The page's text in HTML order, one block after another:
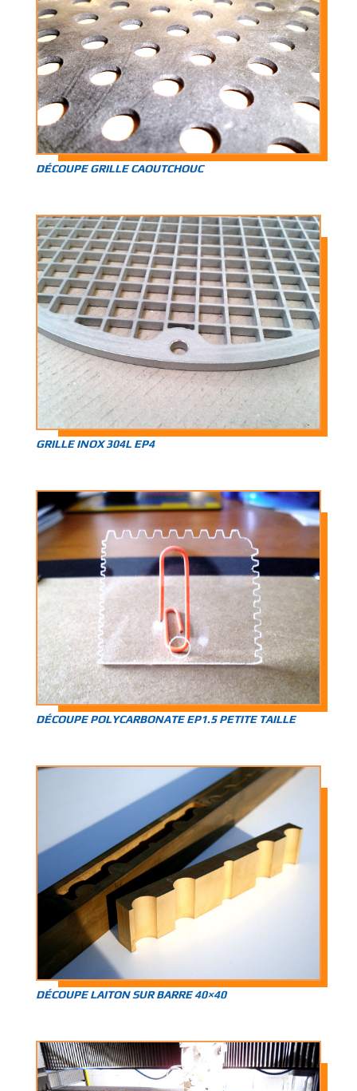
DÉCOUPE GRILLE CAOUTCHOUC
GRILLE INOX 304L EP4
DÉCOUPE POLYCARBONATE EP1.5 PETITE TAILLE
DÉCOUPE LAITON SUR BARRE 40×40